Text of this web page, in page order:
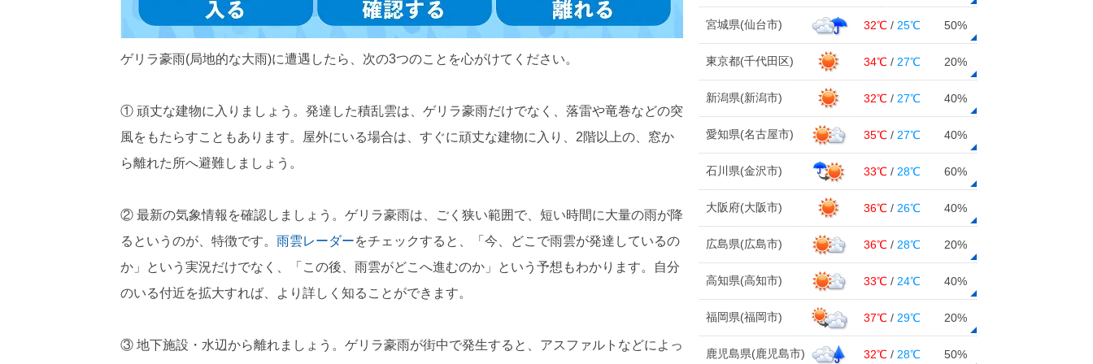
ゲリラ豪雨(局地的な大雨)に遭遇したら、次の3つのことを心がけてください。
① 頑丈な建物に入りましょう。発達した積乱雲は、ゲリラ豪雨だけでなく、落雷や竜巻などの突
風をもたらすこともあります。屋外にいる場合は、すぐに頑丈な建物に入り、2階以上の、窓か
ら離れた所へ避難しましょう。
② 最新の気象情報を確認しましょう。ゲリラ豪雨は、ごく狭い範囲で、短い時間に大量の雨が降
るというのが、特徴です。 雨雲レーダーをチェックすると、「今、どこで雨雲が発達しているの
か」という実況だけでなく、「この後、雨雲がどこへ進むのか」という予想もわかります。自分
のいる付近を拡大すれば、より詳しく知ることができます。
③ 地下施設・水辺から離れましょう。ゲリラ豪雨が街中で発生すると、アスファルトなどによっ
宮城県(仙台市) 32℃ / 25℃ 50%
東京都(千代田区) 34℃ / 27℃ 20%
新潟県(新潟市) 32℃ / 27℃ 40%
愛知県(名古屋市) 35℃ / 27℃ 40%
石川県(金沢市) 33℃ / 28℃ 60%
大阪府(大阪市) 36℃ / 26℃ 40%
広島県(広島市) 36℃ / 28℃ 20%
高知県(高知市) 33℃ / 24℃ 40%
福岡県(福岡市) 37℃ / 29℃ 20%
鹿児島県(鹿児島市) 32℃ / 28℃ 50%